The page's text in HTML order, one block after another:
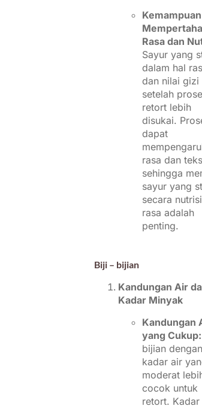
Kemampuan
Rasa dan
Sayur yang
dalam hal
dan nilai gizi
setelah
retort lebih
disukai.
dapat
rasa dan
sehingga
sayur yang
secara
rasa adalah
penting.
Biji – bijian
Kandungan Air
Kadar Minyak
Kandungan
yang Cukup:
bijian dengan
kadar air
moderat
cocok untuk
retort. Kadar